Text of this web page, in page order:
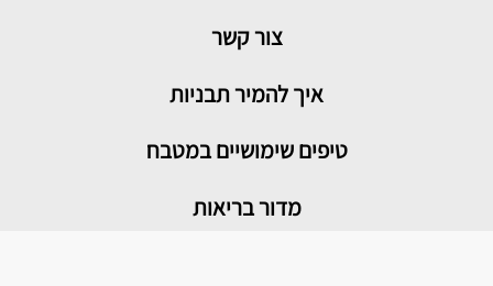
צור קשר
איך להמיר תבניות
טיפים שימושיים במטבח
מדור בריאות